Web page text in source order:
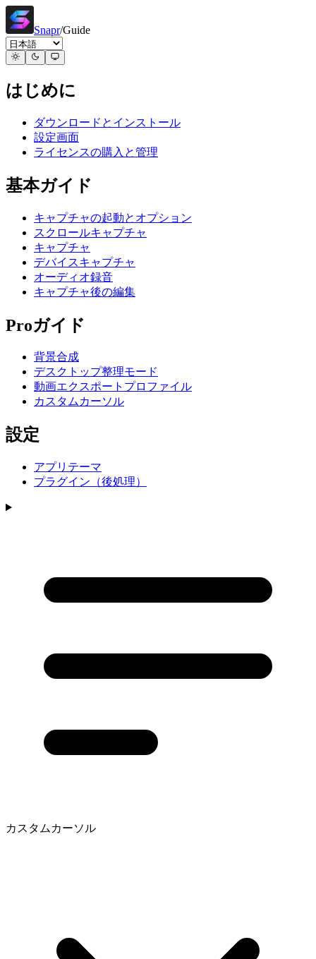
Snapr/Guide
はじめに
ダウンロードとインストール
設定画面
ライセンスの購入と管理
基本ガイド
キャプチャの起動とオプション
スクロールキャプチャ
キャプチャ
デバイスキャプチャ
オーディオ録音
キャプチャ後の編集
Proガイド
背景合成
デスクトップ整理モード
動画エクスポートプロファイル
カスタムカーソル
設定
アプリテーマ
プラグイン（後処理）
カスタムカーソル